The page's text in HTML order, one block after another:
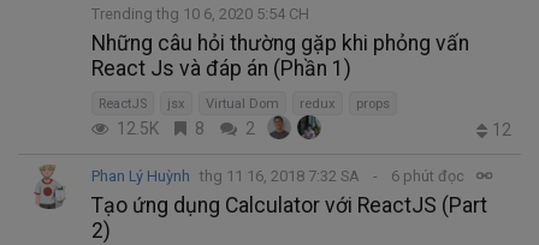
Trending thg 10 6, 2020 5:54 CH
Những câu hỏi thường gặp khi phỏng vấn
React Js và đáp án (Phần 1)
ReactJS jsx Virtual Dom redux props
12.5K 8 2 12
Phan Lý Huỳnh thg 11 16, 2018 7:32 SA 6 phút đọc
Tạo ứng dụng Calculator với ReactJS (Part
2)